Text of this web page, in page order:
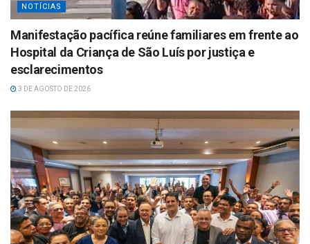
NOTÍCIAS
Manifestação pacífica reúne familiares em frente ao
Hospital da Criança de São Luís por justiça e
esclarecimentos
3 DE AGOSTO DE 2026